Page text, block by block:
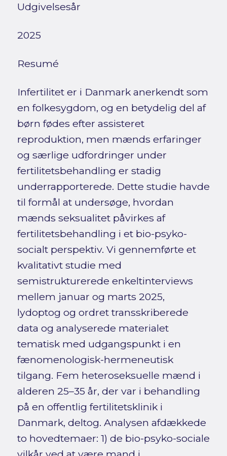
Udgivelsesår
2025
Resumé
Infertilitet er i Danmark anerkendt som
en folkesygdom, og en betydelig del af
børn fødes efter assisteret
reproduktion, men mænds erfaringer
og særlige udfordringer under
fertilitetsbehandling er stadig
underrapporterede. Dette studie havde
til formål at undersøge, hvordan
mænds seksualitet påvirkes af
fertilitetsbehandling i et bio-psyko-
socialt perspektiv. Vi gennemførte et
kvalitativt studie med
semistrukturerede enkeltinterviews
mellem januar og marts 2025,
lydoptog og ordret transskriberede
data og analyserede materialet
tematisk med udgangspunkt i en
fænomenologisk-hermeneutisk
tilgang. Fem heteroseksuelle mænd i
alderen 25–35 år, der var i behandling
på en offentlig fertilitetsklinik i
Danmark, deltog. Analysen afdækkede
to hovedtemaer: 1) de bio-psyko-sociale